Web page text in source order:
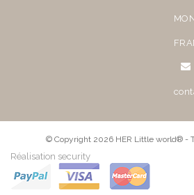
© Copyright 2026 HER Little world® -
Réalisation security